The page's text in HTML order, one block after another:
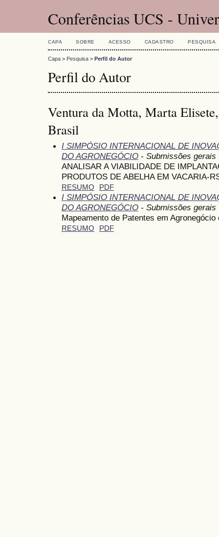
Conferências UCS -
CAPA SOBRE ACESSO CADASTRO PESQUISA
Capa > Pesquisa > Perfil do Autor
Perfil do Autor
Ventura da Motta, Marta
Brasil
I SIMPÓSIO INTERNACIONAL DE
DO AGRONEGÓCIO - Submissões gerais
ANALISAR A VIABILIDADE DE
PRODUTOS DE ABELHA EM VACARIA-
RESUMO PDF
I SIMPÓSIO INTERNACIONAL DE
DO AGRONEGÓCIO - Submissões gerais
Mapeamento de Patentes em
RESUMO PDF